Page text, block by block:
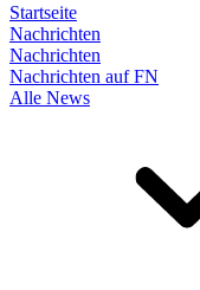
Startseite
Nachrichten
Nachrichten
Nachrichten auf FN
Alle News